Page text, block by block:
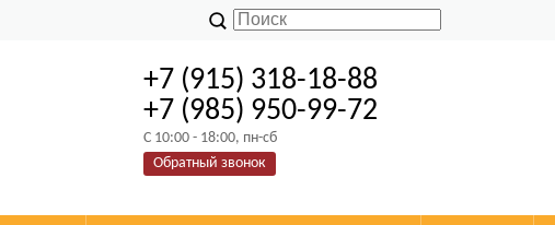
+7 (915) 318-18-88
+7 (985) 950-99-72
C 10:00 - 18:00, пн-сб
Обратный звонок